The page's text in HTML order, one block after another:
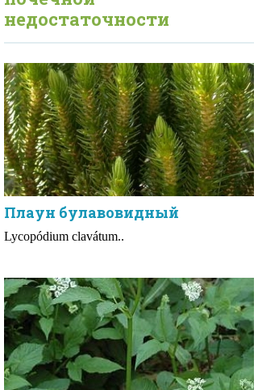
недостаточности
Плаун булавовидный
Lycopódium clavátum..